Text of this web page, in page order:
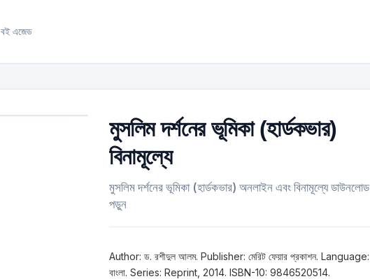
বই এজেড
মুসলিম দর্শনের ভূমিকা (হার্ডকভার)
বিনামূল্যে
মুসলিম দর্শনের ভূমিকা (হার্ডকভার) অনলাইন এবং বিনামূল্যে ডাউনলোড
পড়ুন
Author: ড. রশীদুল আলম. Publisher: মেরিট ফেয়ার প্রকাশন. Language:
বাংলা. Series: Reprint, 2014. ISBN-10: 9846520514.